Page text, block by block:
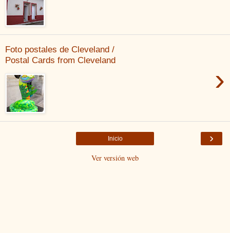
Foto postales de Cleveland /
Postal Cards from Cleveland
›
›
Inicio
Ver versión web